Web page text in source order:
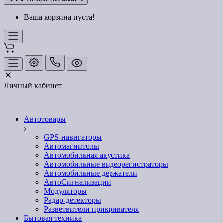
Ваша корзина пуста!
Личный кабинет
Автотовары
GPS-навигаторы
Автомагнитолы
Автомобильная акустика
Автомобильные видеорегистраторы
Автомобильные держатели
АвтоСигнализации
Модуляторы
Радар-детекторы
Разветвители прикривателя
Бытовая техника